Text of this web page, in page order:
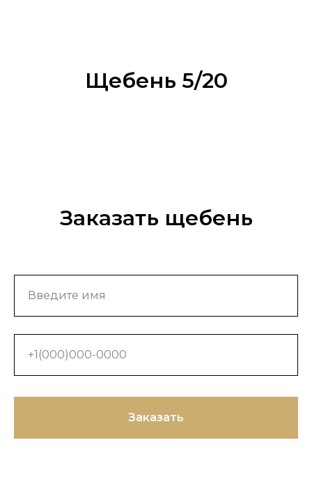
Щебень 5/20
Заказать щебень
Введите имя
+1(000)000-0000
Заказать